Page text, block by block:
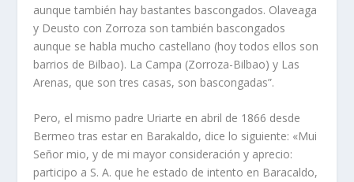
aunque también hay bastantes bascongados. Olaveaga
y Deusto con Zorroza son también bascongados
aunque se habla mucho castellano (hoy todos ellos son
barrios de Bilbao). La Campa (Zorroza-Bilbao) y Las
Arenas, que son tres casas, son bascongadas”.
Pero, el mismo padre Uriarte en abril de 1866 desde
Bermeo tras estar en Barakaldo, dice lo siguiente: «Mui
Señor mio, y de mi mayor consideración y aprecio:
participo a S. A. que he estado de intento en Baracaldo,